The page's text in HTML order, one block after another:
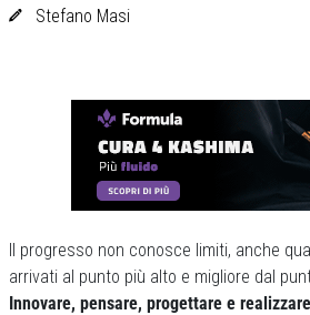
Stefano Masi
Il progresso non conosce limiti, anche
arrivati al punto più alto e migliore dal
Innovare, pensare, progettare e